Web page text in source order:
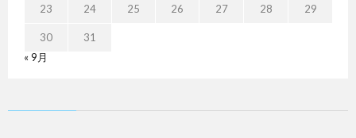
23 24 25 26 27 28 29
30
31
« 9月